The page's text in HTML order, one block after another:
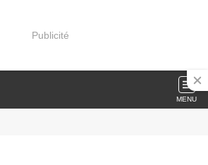
Publicité
MENU